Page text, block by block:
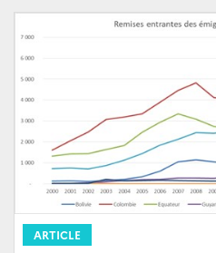
ARTICLE